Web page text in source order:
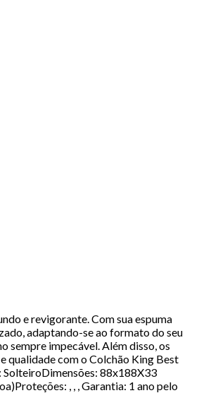
e revigorante. Com sua espuma
adaptando-se ao formato do seu
sempre impecável. Além disso, os
qualidade com o Colchão King Best
SolteiroDimensões: 88x188X33
, , , Garantia: 1 ano pelo